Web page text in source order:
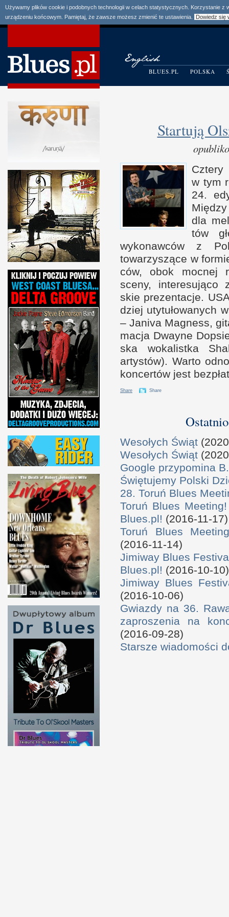
Używamy plików cookie i podobnych technologii w celach statystycznych. Korzystanie
urządzeniu końcowym. Pamiętaj, że zawsze możesz zmienić te ustawienia.
Dowiedz się
BLUES.PL POLSKA
Startują
w tym
24.
dla
tów
wykonaw­ców z P
towarzyszące w f
ców, obok moc­nej
sceny, interesująco
skie prezen­tacje. USA
dziej utytułowanych
– Janiva Magness,
macja Dwayne
ska wokalistka
artystów). Warto
kon­cer­tów jest
Share Share
Wesołych Świąt
Wesołych Świąt
Google przypomina
Świętujemy Polski
28. Toruń Blues
Toruń Blues
Blues.pl! (2016-11-17)
Toruń Blues
(2016-11-14)
Jimiway Blues
Blues.pl! (2016-10-10)
Jimiway Blues
(2016-10-06)
Gwiazdy na 36.
zaproszenia na
(2016-09-28)
Starsze wiadomości